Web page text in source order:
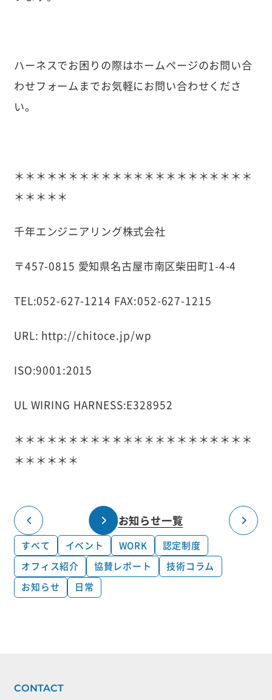
すべて イベント WORK
認定制度
オフィス紹介
協賛レポート
技術コラム
お知らせ
日常
ハーネスでお困りの際はホームページのお問い合
わせフォームまでお気軽にお問い合わせくださ
い。
＊＊＊＊＊＊＊＊＊＊＊＊＊＊＊＊＊＊＊＊＊＊
＊＊＊＊＊
千年エンジニアリング株式会社
〒457-0815 愛知県名古屋市南区柴田町1-4-4
TEL:052-627-1214 FAX:052-627-1215
URL: http://chitoce.jp/wp
ISO:9001:2015
UL WIRING HARNESS:E328952
＊＊＊＊＊＊＊＊＊＊＊＊＊＊＊＊＊＊＊＊＊＊
＊＊＊＊＊＊
お知らせ一覧